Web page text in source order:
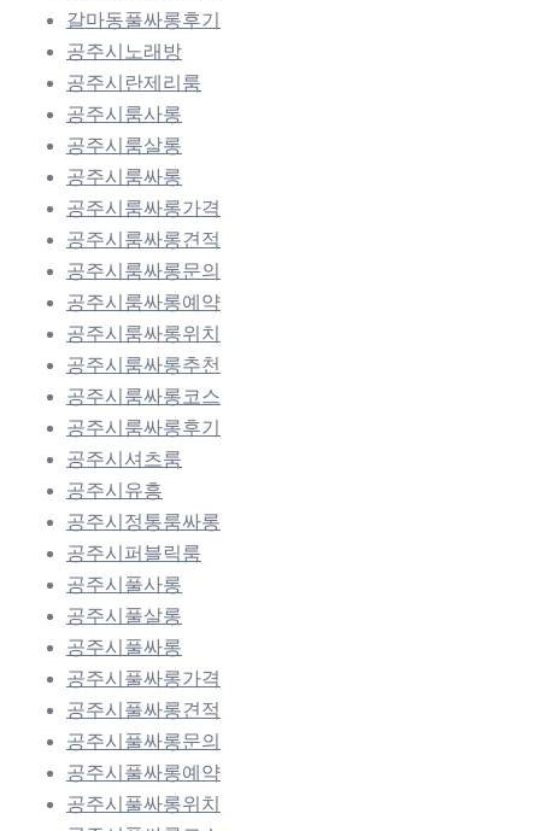
갈마동풀싸롱후기
공주시노래방
공주시란제리룸
공주시룸사롱
공주시룸살롱
공주시룸싸롱
공주시룸싸롱가격
공주시룸싸롱견적
공주시룸싸롱문의
공주시룸싸롱예약
공주시룸싸롱위치
공주시룸싸롱추천
공주시룸싸롱코스
공주시룸싸롱후기
공주시셔츠룸
공주시유흥
공주시정통룸싸롱
공주시퍼블릭룸
공주시풀사롱
공주시풀살롱
공주시풀싸롱
공주시풀싸롱가격
공주시풀싸롱견적
공주시풀싸롱문의
공주시풀싸롱예약
공주시풀싸롱위치